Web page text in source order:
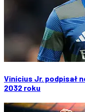
Vinícius Jr. podpisał
2032 roku